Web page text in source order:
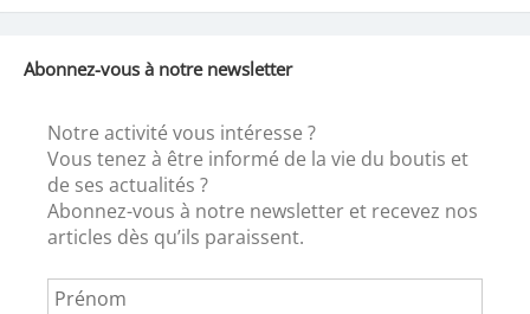
Abonnez-vous à notre newsletter
Notre activité vous intéresse ?
Vous tenez à être informé de la vie du boutis et
de ses actualités ?
Abonnez-vous à notre newsletter et recevez nos
articles dès qu’ils paraissent.